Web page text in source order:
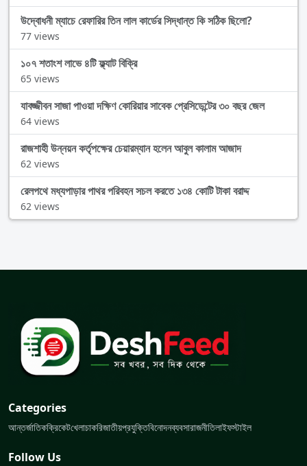
উদ্বোধনী ম্যাচে রেফারির তিন লাল কার্ডের সিদ্ধান্ত কি সঠিক ছিলো?
77 views
১০৭ শতাংশ লাভে ৪টি ফ্ল্যাট বিক্রি
65 views
যাবজ্জীবন সাজা পাওয়া দক্ষিণ কোরিয়ার সাবেক প্রেসিডেন্টের ৩০ বছর জেল
64 views
রাজশাহী উন্নয়ন কর্তৃপক্ষের চেয়ারম্যান হলেন আবুল কালাম আজাদ
62 views
রেলপথে মধ্যপাড়ার পাথর পরিবহন সচল করতে ১৩৪ কোটি টাকা বরাদ্দ
62 views
Categories
আন্তর্জাতিকক্রিকেটখেলাচাকরিজাতীয়প্রযুক্তিবিনোদনব্যবসারাজনীতিলাইফস্টাইল
Follow Us